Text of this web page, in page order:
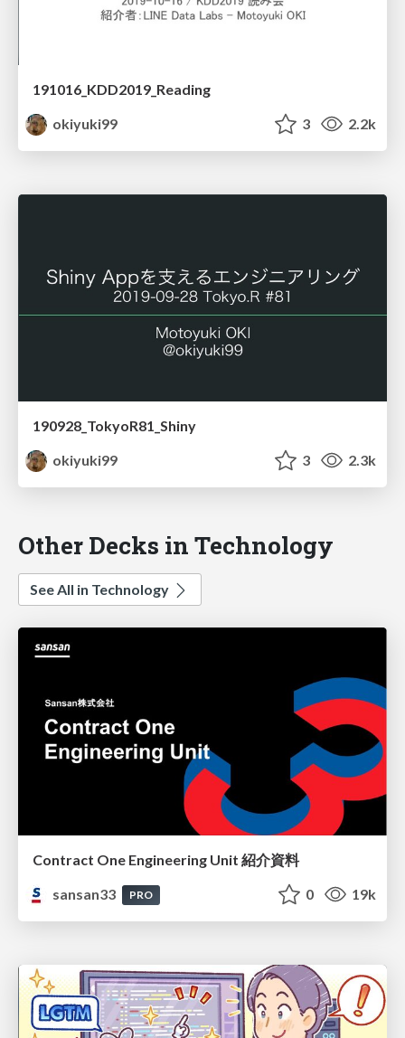
191016_KDD2019_Reading
okiyuki99
3 2.2k
190928_TokyoR81_Shiny
okiyuki99
3 2.3k
Other Decks in Technology
See All in Technology
Contract One Engineering Unit 紹介資料
sansan33
PRO 0 19k